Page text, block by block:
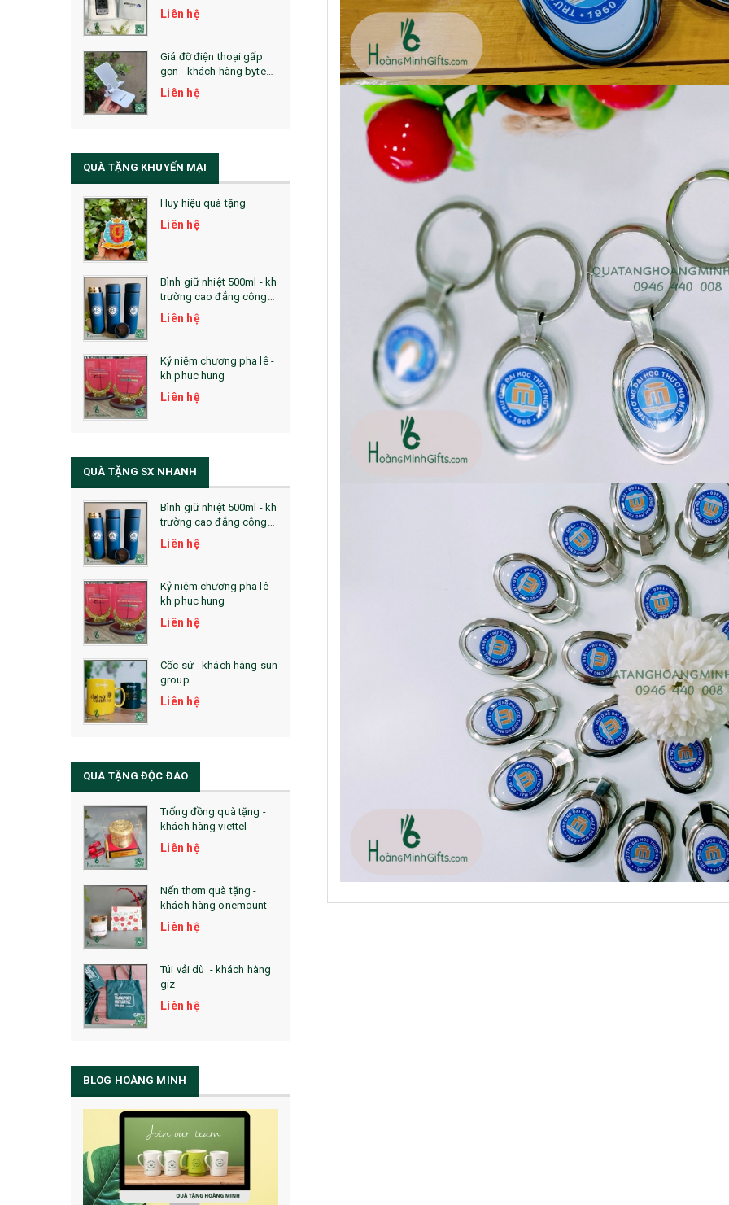
QUÀ TẶNG HỘI THẢO
QUÀ TẶNG CÔNG NGHỆ
SẢN PHẨM ĐÃ THỰC HIỆN
QUÀ TẶNG SỨC KHỎE
La Fonte
Sổ Sạc Đa Năng
Sổ Lò Xo
Liên hệ
Giá đỡ điện thoại gấp
gọn - khách hàng byte
plus
Liên hệ
alphare
Liên hệ
Lót chuột in logo -
khách hàng vtc online
Liên hệ
Liên hệ
Lót chuột in logo -
khách hàng commvault
Liên hệ
QUÀ TẶNG KHUYẾN MẠI
Huy hiệu quà tặng
Liên hệ
Bình giữ nhiệt 500ml - kh
trường cao đẳng công
nghệ bách khoa hà nội
Liên hệ
Kỷ niệm chương pha lê -
kh phuc hung
Liên hệ
Cốc sứ - khách hàng sun
Liên hệ
Pin sạc dự phòng hoco
j82 10.000mah - khách
hàng nam thắng
Liên hệ
Ô gấp 3 bán tự động -
kh viags
Liên hệ
Bình thủy tinh lọc trà -
khách hàng div
Liên hệ
Bình nước thủy tinh có
dây xách
Liên hệ
Cốc giữ nhiệt 500ml
Liên hệ
QUÀ TẶNG SX NHANH
Bình giữ nhiệt 500ml - kh
trường cao đẳng công
nghệ bách khoa hà nội
Liên hệ
Kỷ niệm chương pha lê -
kh phuc hung
Liên hệ
Cốc sứ - khách hàng sun
group
Liên hệ
Bình nước thủy tinh có
Cốc giữ nhiệt 500ml
Liên hệ
Pin sạc dự phòng hoco
j82 10.000mah - khách
hàng synnex fpt
Liên hệ
Hộp namecard kim loại
khắc logo
Liên hệ
QUÀ TẶNG ĐỘC ĐÁO
Trống đồng quà tặng -
khách hàng viettel
Liên hệ
Nến thơm quà tặng -
khách hàng onemount
Liên hệ
Túi vải dù - khách hàng
giz
Liên hệ
Hộp da cao cấp đựng
rượu
Liên hệ
sseda - onehousing
Loa bluetooth
soundcore ace a1 a3151
- kh cmc corporation
Liên hệ
bs02 - kh vicem
BLOG HOÀNG MINH